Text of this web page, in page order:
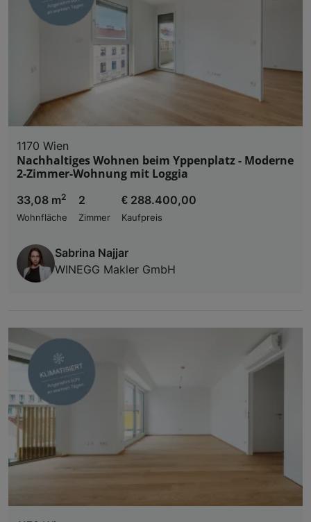
1170 Wien
Nachhaltiges Wohnen beim Yppenplatz - Moderne
2-Zimmer-Wohnung mit Loggia
33,08 m2
Wohnfläche
2
Zimmer
€ 288.400,00
Kaufpreis
Sabrina Najjar
WINEGG Makler GmbH